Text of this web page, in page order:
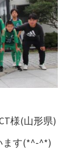
様(山形県)
ます(*^-^*)